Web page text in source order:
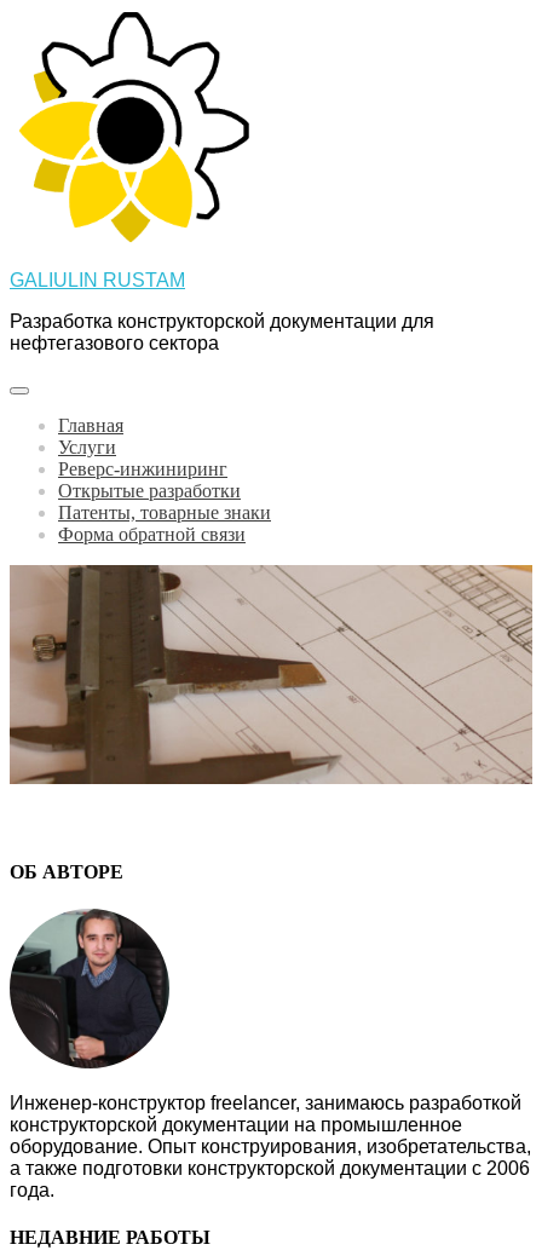
содержимому
GALIULIN RUSTAM
Разработка конструкторской документации для
нефтегазового сектора
Главная
Услуги
Реверс-инжиниринг
Открытые разработки
Патенты, товарные знаки
Форма обратной связи
ОБ АВТОРЕ
Инженер-конструктор freelancer, занимаюсь разработкой
конструкторской документации на промышленное
оборудование. Опыт конструирования, изобретательства,
а также подготовки конструкторской документации с 2006
года.
НЕДАВНИЕ РАБОТЫ